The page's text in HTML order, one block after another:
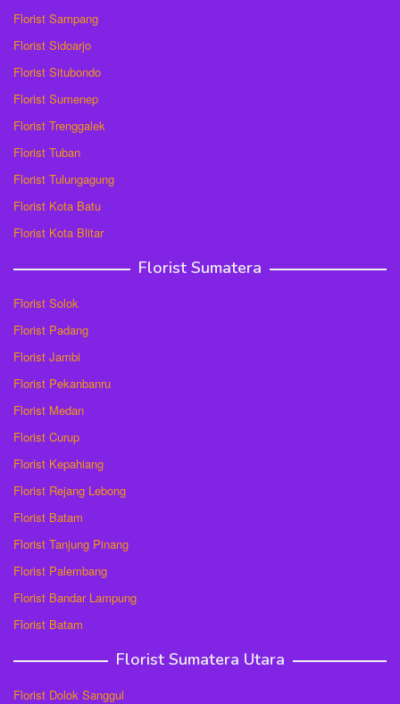
Florist Sampang
Florist Sidoarjo
Florist Situbondo
Florist Sumenep
Florist Trenggalek
Florist Tuban
Florist Tulungagung
Florist Kota Batu
Florist Kota Blitar
Florist Sumatera
Florist Solok
Florist Padang
Florist Jambi
Florist Pekanbanru
Florist Medan
Florist Curup
Florist Kepahiang
Florist Rejang Lebong
Florist Batam
Florist Tanjung Pinang
Florist Palembang
Florist Bandar Lampung
Florist Batam
Florist Sumatera Utara
Florist Dolok Sanggul